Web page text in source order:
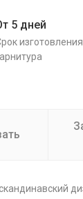
5 дней
изготовления